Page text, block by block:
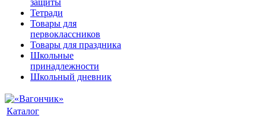
Тетради
Товары для
первоклассников
Товары для праздника
Школьные
принадлежности
Школьный дневник
Каталог